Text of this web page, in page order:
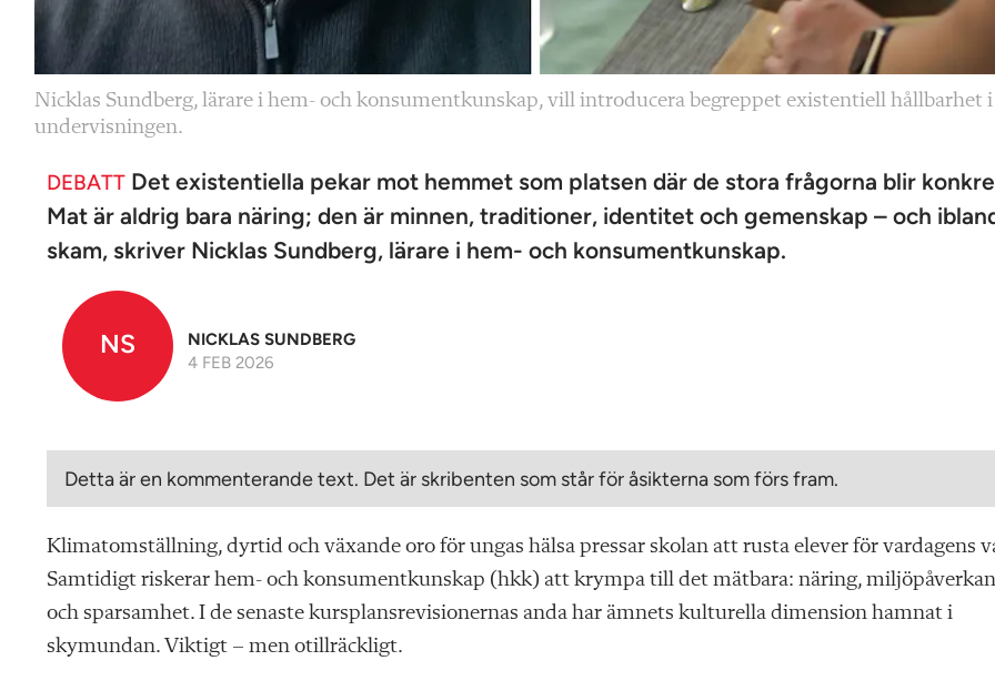
Nicklas Sundberg, lärare i hem- och konsumentkunskap, vill introducera begreppet existentiell hållbarhet i
undervisningen.
DEBATT Det existentiella pekar mot hemmet som platsen där de stora frågorna blir
Mat är aldrig bara näring; den är minnen, traditioner, identitet och gemenskap – och
skam, skriver Nicklas Sundberg, lärare i hem- och konsumentkunskap.
NS
NICKLAS SUNDBERG
4 FEB 2026
Detta är en kommenterande text. Det är skribenten som står för åsikterna som förs fram.
Klimatomställning, dyrtid och växande oro för ungas hälsa pressar skolan att rusta elever för vardagens
Samtidigt riskerar hem- och konsumentkunskap (hkk) att krympa till det mätbara: näring, miljöpåverkan
och sparsamhet. I de senaste kursplansrevisionernas anda har ämnets kulturella dimension hamnat i
skymundan. Viktigt – men otillräckligt.